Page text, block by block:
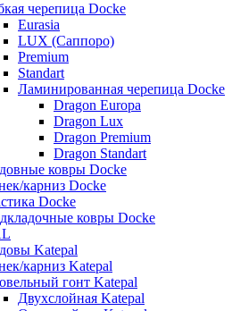
черепица Docke
Eurasia
LUX (Саппоро)
Premium
Standart
Ламинированная черепица Docke
Dragon Europa
Dragon Lux
Dragon Premium
Dragon Standart
ковры Docke
карниз Docke
Docke
ковры Docke
Katepal
карниз Katepal
гонт Katepal
Двухслойная Katepal